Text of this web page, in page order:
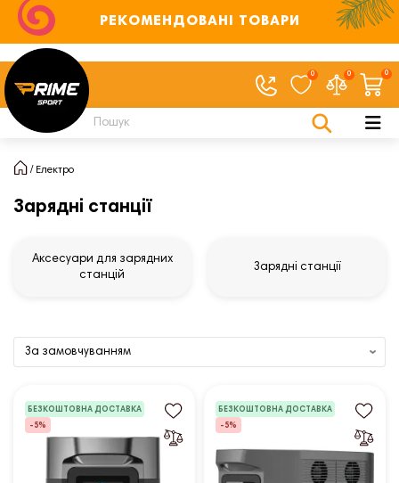
РЕКОМЕНДОВАНІ ТОВАРИ
0 0 0
Електро
Зарядні станції
Аксесуари для зарядних
станцій
Зарядні станції
БЕЗКОШТОВНА ДОСТАВКА
-5%
БЕЗКОШТОВНА ДОСТАВКА
-5%